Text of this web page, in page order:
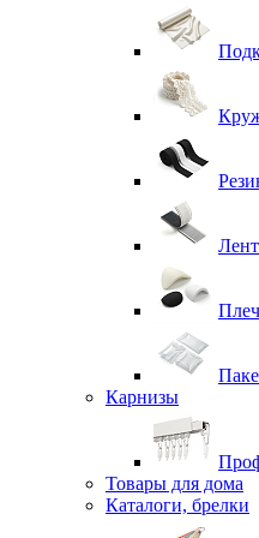
Карнизы
Товары для дома
Каталоги, брелки